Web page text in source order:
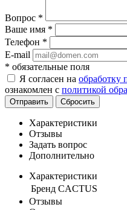
Вопрос *
Ваше имя *
Телефон *
E-mail
* обязательные поля
Я согласен на обработку
ознакомлен с политикой
Отправить Сбросить
Характеристики
Отзывы
Задать вопрос
Дополнительно
Характеристики
Бренд CACTUS
Отзывы